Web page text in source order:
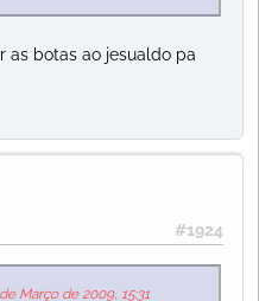
as botas ao jesualdo pa
#1924
Março de 2009, 15:31